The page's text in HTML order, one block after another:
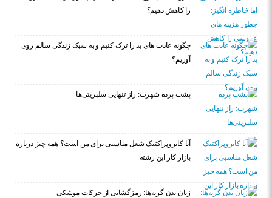
را کاهش دهیم؟
چگونه عادت‌ های بد را ترک کنیم و به سبک زندگی سالم روی
آوریم؟
پشت پرده شهرت: راز تنهایی سلبریتی‌ها
آیا کایروپراکتیک شغل مناسبی برای من است؟ همه چیز درباره
بازار کار این رشته
زبان بدن گربه‌ها: رمزگشایی از حرکات موشکی